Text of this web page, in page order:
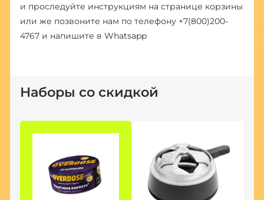
и проследуйте инструкциям на странице корзины
или же позвоните нам по телефону +7(800)200-
4767и напишите в Whatsapp
Наборы со скидкой